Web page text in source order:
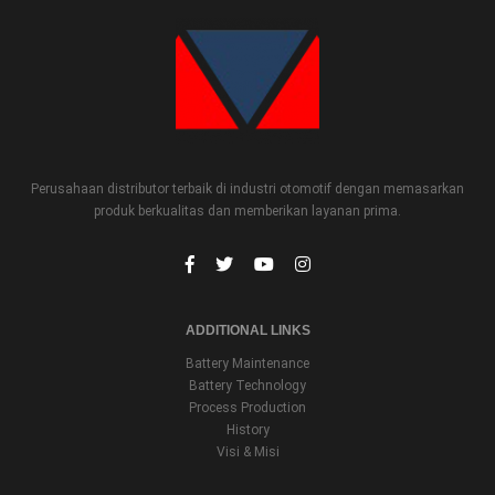
Perusahaan distributor terbaik di industri otomotif dengan memasarkan
produk berkualitas dan memberikan layanan prima.
ADDITIONAL LINKS
Battery Maintenance
Battery Technology
Process Production
History
Visi & Misi